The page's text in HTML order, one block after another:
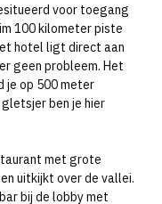
voor toegang
100 kilometer piste
hotel ligt direct aan
geen probleem. Het
je op 500 meter
ben je hier
met grote
uitkijkt over de vallei.
bij de lobby met